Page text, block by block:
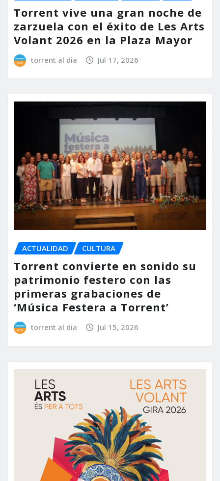
Torrent vive una gran noche de
zarzuela con el éxito de Les Arts
Volant 2026 en la Plaza Mayor
torrent al dia Jul 17, 2026
ACTUALIDAD CULTURA
Torrent convierte en sonido su
patrimonio festero con las
primeras grabaciones de
‘Música Festera a Torrent’
torrent al dia Jul 15, 2026